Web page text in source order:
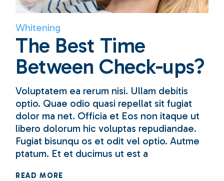
Whitening
The Best Time
Between Check-ups?
Voluptatem ea rerum nisi. Ullam debitis
optio. Quae odio quasi repellat sit fugiat
dolor ma net. Officia et Eos non itaque ut
libero dolorum hic voluptas repudiandae.
Fugiat bisunqu os et odit vel optio. Autme
ptatum. Et et ducimus ut est a
READ MORE